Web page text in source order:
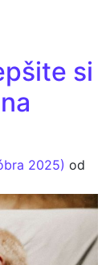
si
2025) od